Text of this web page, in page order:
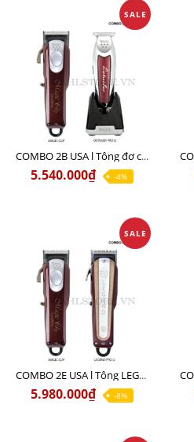
SALE
COMBO 2B USA l Tông đơ cắt Magic clip Red + Tông đơ viền Detailer Pro Li
5.540.000₫ -4%
SALE
COMBO 2E USA l Tông LEGEND PRO LI + Tông MAGIC CLIP
5.980.000₫ -8%